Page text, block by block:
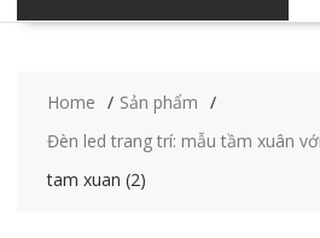
Home
Sản phẩm
Đèn led trang trí: mẫu tầm xuân
tam xuan (2)